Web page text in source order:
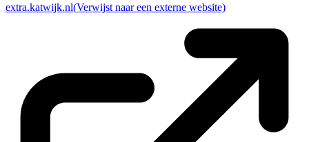
extra.katwijk.nl(Verwijst naar een externe website)